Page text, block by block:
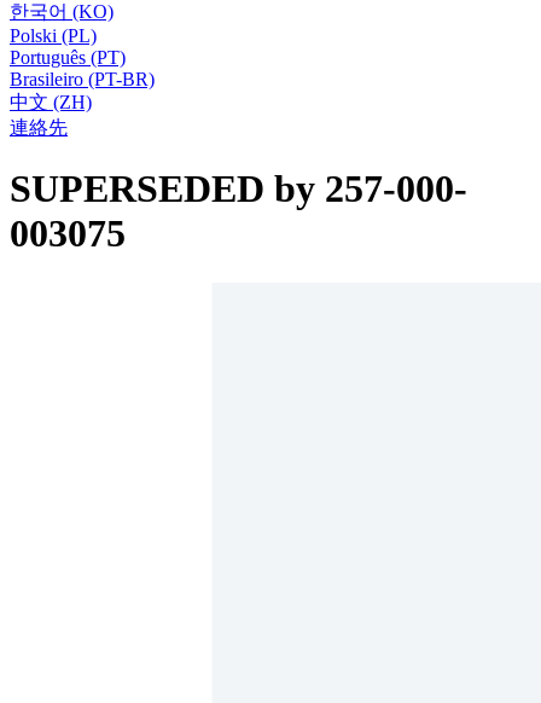
한국어 (KO)
Polski (PL)
Português (PT)
Brasileiro (PT-BR)
中文 (ZH)
連絡先
SUPERSEDED by 257-000-
003075